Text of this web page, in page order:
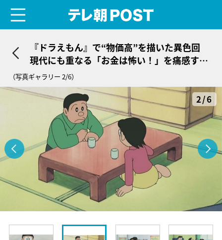
『ドラえもん』で“物価高”を描いた異色回
現代にも重なる「お金は怖い！」を痛感する
深いエピソード
（写真ギャラリー 2/6）
2/6